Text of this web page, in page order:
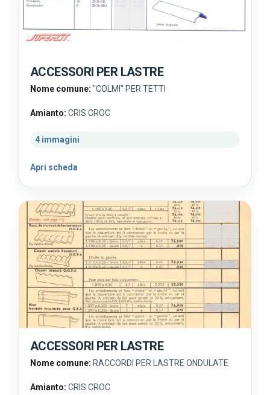
ACCESSORI PER LASTRE
Nome comune: "COLMI" PER TETTI
Amianto: CRIS CROC
4 immagini
Apri scheda
ACCESSORI PER LASTRE
Nome comune: RACCORDI PER LASTRE ONDULATE
Amianto: CRIS CROC